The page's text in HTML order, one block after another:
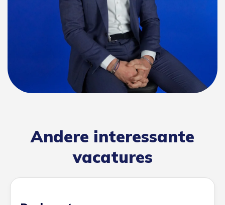
Andere interessante
vacatures